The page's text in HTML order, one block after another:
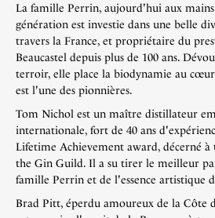
La famille Perrin, aujourd'hui aux
génération est investie dans une belle
travers la France, et propriétaire du
Beaucastel depuis plus de 100 ans.
terroir, elle place la biodynamie au
est l'une des pionnières.
Tom Nichol est un maître distillateur
internationale, fort de 40 ans
Lifetime Achievement award, décerné
the Gin Guild. Il a su tirer le meilleur
famille Perrin et de l'essence artistique
Brad Pitt, éperdu amoureux de la Côte